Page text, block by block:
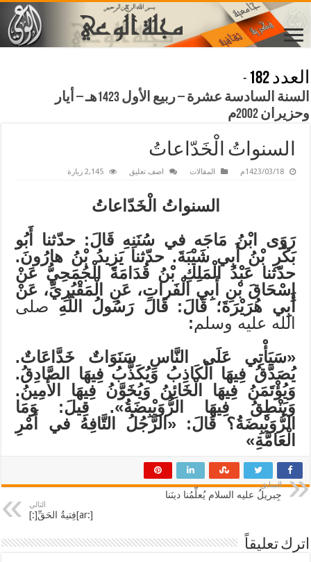
العدد 182
-
السنة السادسة عشرة – ربيع الأول 1423هـ – أيار
وحزيران 2002م
السنواتُ الْخَدّاعاتُ
1423/03/18م المقالات اضف تعليق 2,145 زيارة
السنواتُ الْخَدّاعاتُ
رَوَى ابْنُ مَاجَه في سُنَنِهِ قَالَ: حدّثنا أَبُو
بَكْرِ بْنُ أَبِي شَيْبَةَ. حدّثنا يَزِيدُ بْنُ هارُونَ.
حدّثنا عَبْدُ الْمَلِكِ بْنُ قُدَامَةَ الْجُمَحِيُّ عَنْ
إِسْحَاقَ بْنِ أَبِي الْفَراتِ، عَنِ الْمَقْبُرِيِّ، عَنْ
أَبِي هُرَيْرَةَ؛ قَالَ: قَالَ رَسُولُ اللّهِ صلى
الله عليه وسلم:
«سَيَأْتِي عَلَى النَّاسِ سَنَوَاتٌ خَدَّاعَاتٌ.
يُصَدَّقُ فِيهَا الْكَاذِبُ وَيُكَذَّبُ فِيهَا الصَّادِقُ.
وَيُؤْتَمَنُ فِيهَا الْخَائِنُ وَيُخَوَّنُ فِيهَا الأَمِينُ.
وَيَنْطِقُ فِيهَا الرُّوَيْبِضَةُ». قِيلَ: وَمَا
الرُّوَيْبِضَةُ؟ قَالَ: «الرَّجُلُ التَّافِهُ في أَمْرِ
الْعَامَّةِ»
السابق
جِبريلُ عليه السلام يُعلِّمُنا دينَنا
التالي
[:ar]فِتيةُ الحَقِّ[:]
اترك تعليقاً